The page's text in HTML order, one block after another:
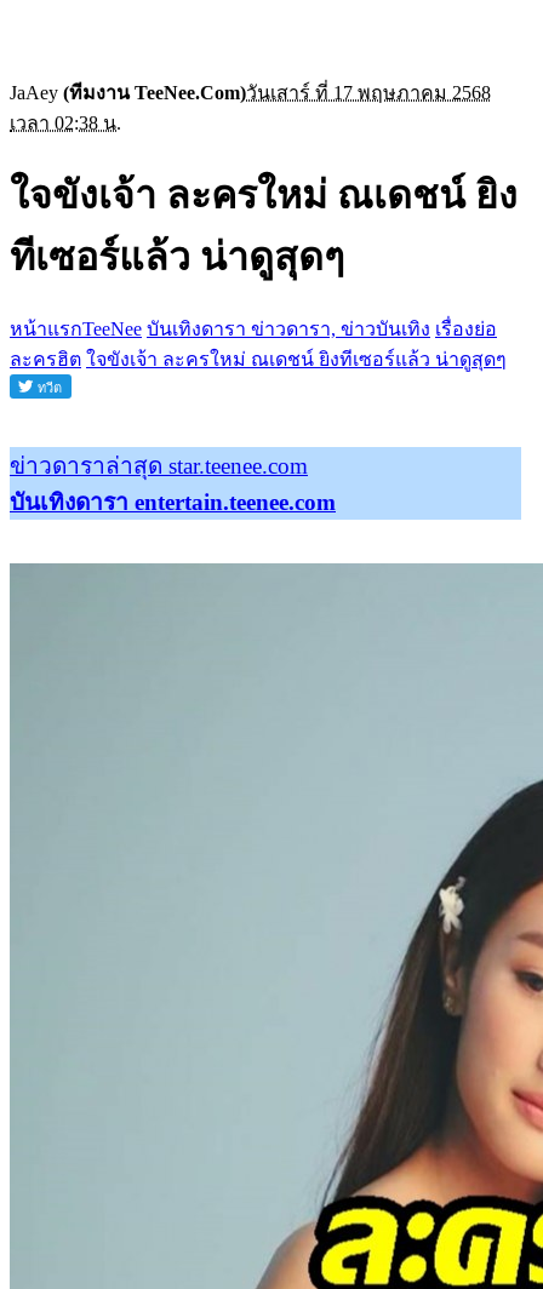
JaAey (ทีมงาน TeeNee.Com)วันเสาร์ ที่ 17 พฤษภาคม 2568
เวลา 02:38 น.
ใจขังเจ้า ละครใหม่ ณเดชน์ ยิง
ทีเซอร์แล้ว น่าดูสุดๆ
หน้าแรกTeeNee บันเทิงดารา ข่าวดารา, ข่าวบันเทิง เรื่องย่อ
ละครฮิต ใจขังเจ้า ละครใหม่ ณเดชน์ ยิงทีเซอร์แล้ว น่าดูสุดๆ
ข่าวดาราล่าสุด star.teenee.com
บันเทิงดารา entertain.teenee.com